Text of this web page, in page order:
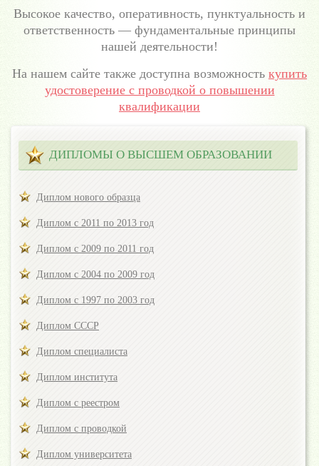
Высокое качество, оперативность, пунктуальность и
ответственность — фундаментальные принципы
нашей деятельности!
На нашем сайте также доступна возможность купить
удостоверение с проводкой о повышении
квалификации
ДИПЛОМЫ О ВЫСШЕМ ОБРАЗОВАНИИ
Диплом нового образца
Диплом с 2011 по 2013 год
Диплом с 2009 по 2011 год
Диплом с 2004 по 2009 год
Диплом с 1997 по 2003 год
Диплом СССР
Диплом специалиста
Диплом института
Диплом с реестром
Диплом с проводкой
Диплом университета